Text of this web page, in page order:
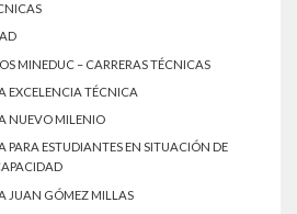
MINEDUC – CARRERAS TÉCNICAS
EXCELENCIA TÉCNICA
NUEVO MILENIO
PARA ESTUDIANTES EN SITUACIÓN DE
JUAN GÓMEZ MILLAS